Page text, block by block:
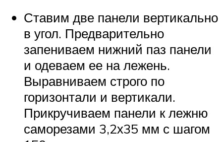
Ставим две панели вертикально
в угол. Предварительно
запениваем нижний паз панели
и одеваем ее на лежень.
Выравниваем строго по
горизонтали и вертикали.
Прикручиваем панели к лежню
саморезами 3,2х35 мм с шагом